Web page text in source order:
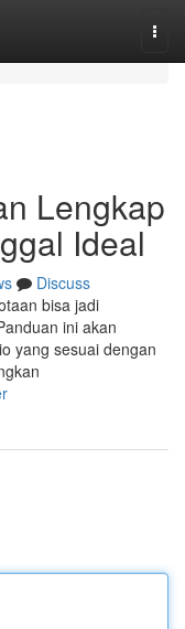
Lengkap
Ideal
Discuss
bisa jadi
ini akan
yang sesuai dengan